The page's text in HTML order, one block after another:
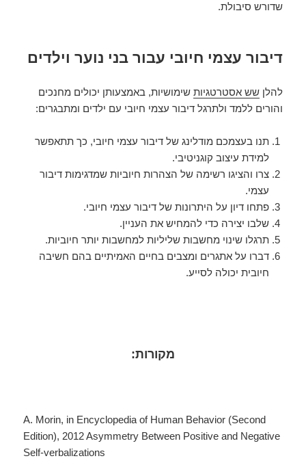
שדורש סיבולת.
דיבור עצמי חיובי עבור בני נוער וילדים
להלןשש אסטרטגיות שימושיות, באמצעותן יכולים מחנכים
והורים ללמד ולתרגל דיבור עצמי חיובי עם ילדים ומתבגרים:
תנו בעצמכם מודלינג של דיבור עצמי חיובי, כך תתאפשר
למידת עיצוב קוגניטיבי.
צרו והציגו רשימה של הצהרות חיוביות שמדגימות דיבור
עצמי.
פתחו דיון על היתרונות של דיבור עצמי חיובי.
שלבו יצירה כדי להמחיש את העניין.
תרגלו שינוי מחשבות שליליות למחשבות יותר חיוביות.
דברו על אתגרים ומצבים בחיים האמיתיים בהם חשיבה
חיובית יכולה לסייע.
מקורות:
A. Morin, in Encyclopedia of Human Behavior (Second
Edition), 2012 Asymmetry Between Positive and Negative
Self-verbalizations